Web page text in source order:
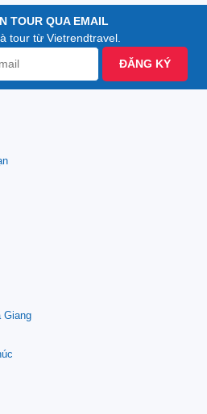
TOUR QUA EMAIL
tour từ Vietrendtravel.
ĐĂNG KÝ
Giang